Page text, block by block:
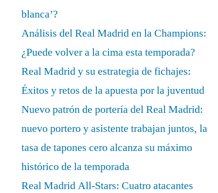
blanca’?
Análisis del Real Madrid en la Champions:
¿Puede volver a la cima esta temporada?
Real Madrid y su estrategia de fichajes:
Éxitos y retos de la apuesta por la juventud
Nuevo patrón de portería del Real Madrid:
nuevo portero y asistente trabajan juntos, la
tasa de tapones cero alcanza su máximo
histórico de la temporada
Real Madrid All-Stars: Cuatro atacantes